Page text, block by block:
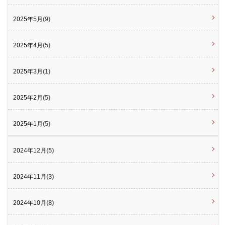
2025年5月(9)
2025年4月(5)
2025年3月(1)
2025年2月(5)
2025年1月(5)
2024年12月(5)
2024年11月(3)
2024年10月(8)